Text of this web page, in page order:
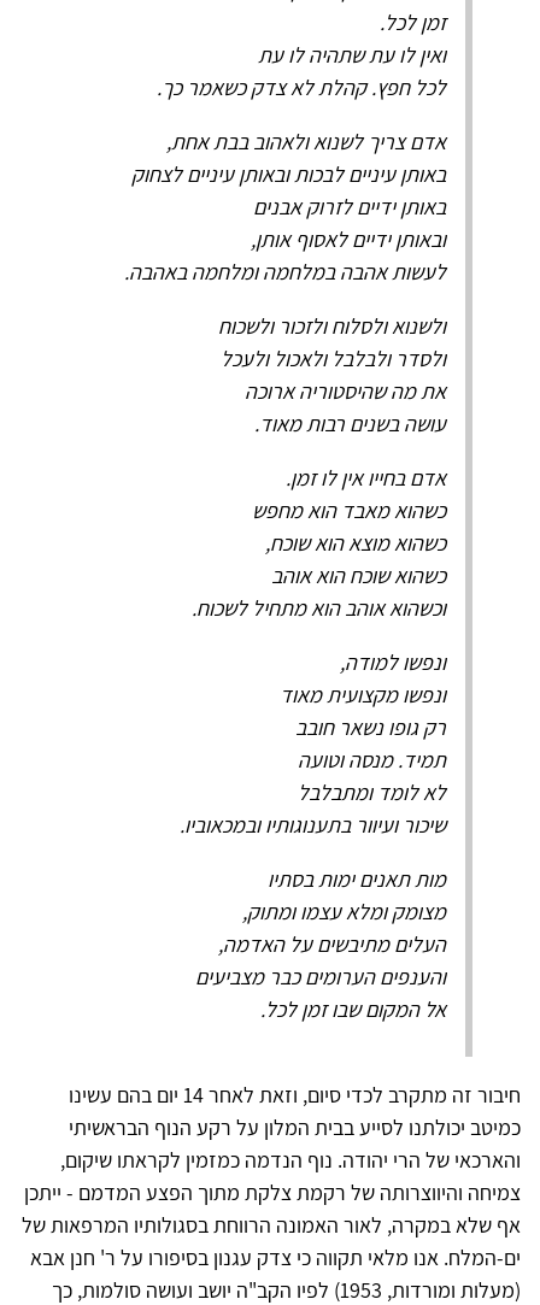
זמן לכל.
ואין לו עת שתהיה לו עת
לכל חפץ. קהלת לא צדק כשאמר כך.
אדם צריך לשנוא ולאהוב בבת אחת,
באותן עיניים לבכות ובאותן עיניים לצחוק
באותן ידיים לזרוק אבנים
ובאותן ידיים לאסוף אותן,
לעשות אהבה במלחמה ומלחמה באהבה.
ולשנוא ולסלוח ולזכור ולשכוח
ולסדר ולבלבל ולאכול ולעכל
את מה שהיסטוריה ארוכה
עושה בשנים רבות מאוד.
אדם בחייו אין לו זמן.
כשהוא מאבד הוא מחפש
כשהוא מוצא הוא שוכח,
כשהוא שוכח הוא אוהב
וכשהוא אוהב הוא מתחיל לשכוח.
ונפשו למודה,
ונפשו מקצועית מאוד
רק גופו נשאר חובב
תמיד. מנסה וטועה
לא לומד ומתבלבל
שיכור ועיוור בתענוגותיו ובמכאוביו.
מות תאנים ימות בסתיו
מצומק ומלא עצמו ומתוק,
העלים מתיבשים על האדמה,
והענפים הערומים כבר מצביעים
אל המקום שבו זמן לכל.
חיבור זה מתקרב לכדי סיום, וזאת לאחר 14 יום בהם עשינו
כמיטב יכולתנו לסייע בבית המלון על רקע הנוף הבראשיתי
והארכאי של הרי יהודה. נוף הנדמה כמזמין לקראתו שיקום,
צמיחה והיווצרותה של רקמת צלקת מתוך הפצע המדמם - ייתכן
אף שלא במקרה, לאור האמונה הרווחת בסגולותיו המרפאות של
ים-המלח. אנו מלאי תקווה כי צדק עגנון בסיפורו על ר' חנן אבא
(מעלות ומורדות, 1953) לפיו הקב"ה יושב ועושה סולמות, כך